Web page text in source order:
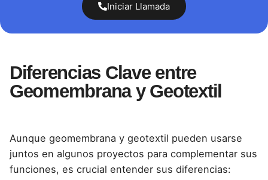
Iniciar Llamada
Diferencias Clave entre
Geomembrana y Geotextil
Aunque geomembrana y geotextil pueden usarse
juntos en algunos proyectos para complementar sus
funciones, es crucial entender sus diferencias: